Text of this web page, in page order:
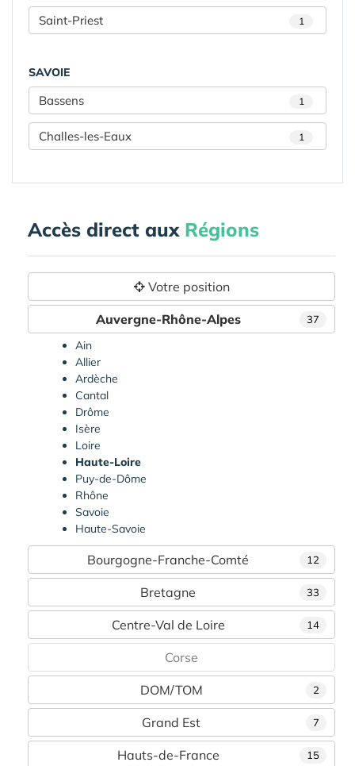
Saint-Priest 1
SAVOIE
Bassens 1
Challes-les-Eaux 1
Accès direct aux Régions
Votre position
37
Auvergne-Rhône-Alpes
Ain
Allier
Ardèche
Cantal
Drôme
Isère
Loire
Haute-Loire
Puy-de-Dôme
Rhône
Savoie
Haute-Savoie
12
Bourgogne-Franche-Comté
33
Bretagne
14
Centre-Val de Loire
Corse
2
DOM/TOM
7
Grand Est
15
Hauts-de-France